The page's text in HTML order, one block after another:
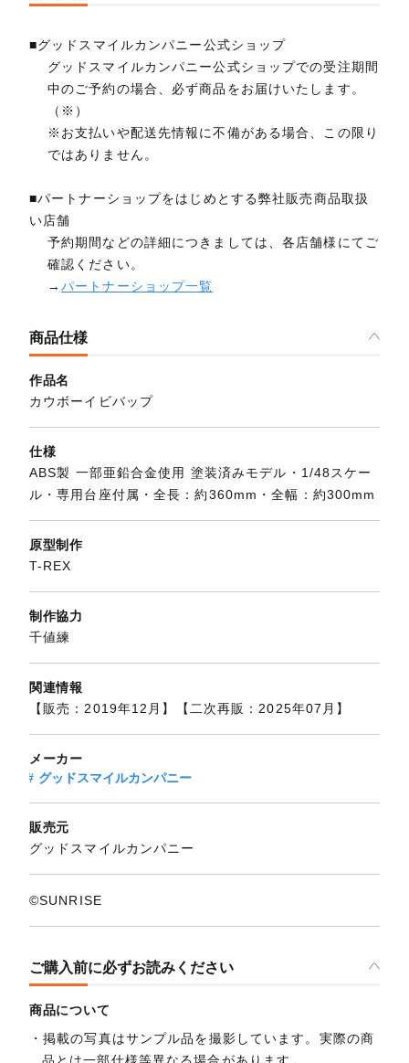
■グッドスマイルカンパニー公式ショップ
グッドスマイルカンパニー公式ショップでの受注期間
中のご予約の場合、必ず商品をお届けいたします。
（※）
※お支払いや配送先情報に不備がある場合、この限り
ではありません。
■パートナーショップをはじめとする弊社販売商品取扱
い店舗
予約期間などの詳細につきましては、各店舗様にてご
確認ください。
→パートナーショップ一覧
商品仕様
作品名
カウボーイビバップ
仕様
ABS製 一部亜鉛合金使用 塗装済みモデル・1/48スケー
ル・専用台座付属・全長：約360mm・全幅：約300mm
原型制作
T-REX
制作協力
千値練
関連情報
【販売：2019年12月】【二次再販：2025年07月】
メーカー
グッドスマイルカンパニー
販売元
グッドスマイルカンパニー
©SUNRISE
ご購入前に必ずお読みください
商品について
掲載の写真はサンプル品を撮影しています。実際の商
品とは一部仕様等異なる場合があります。